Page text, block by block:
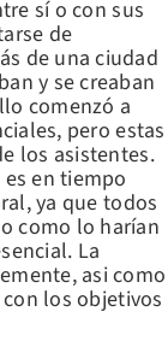
sí o con sus
de
de una ciudad
y se creaban
comenzó a
pero estas
los asistentes.
en tiempo
ya que todos
como lo harían
La
asi como
los objetivos